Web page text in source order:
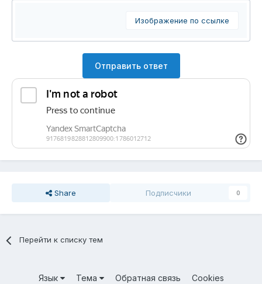
Изображение по ссылке
Отправить ответ
Share Подписчики 0
Перейти к списку тем
Язык Тема Обратная связь Cookies